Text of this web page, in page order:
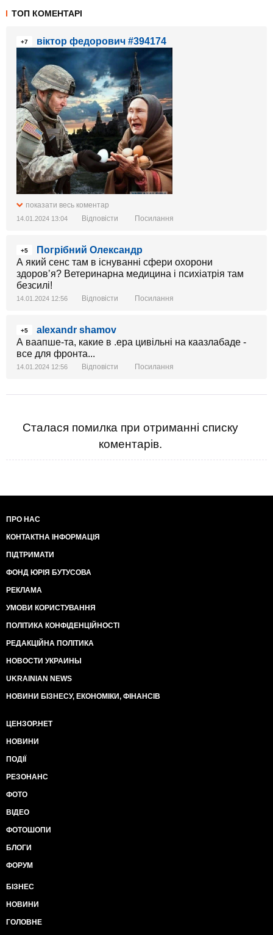
ТОП КОМЕНТАРІ
+7 віктор федорович #394174
показати весь коментар
14.01.2024 13:04 Відповісти Посилання
+5
Погрібний Олександр
А який сенс там в існуванні сфери охорони
здоровʼя? Ветеринарна медицина і психіатрія там
безсилі!
14.01.2024 12:56 Відповісти Посилання
+5
alexandr shamov
А ваапше-та, какие в .ера цивiльнi на каазлабаде -
все для фронта...
14.01.2024 12:56 Відповісти Посилання
Сталася помилка при отриманні списку
коментарів.
ПРО НАС
КОНТАКТНА ІНФОРМАЦІЯ
ПІДТРИМАТИ
ФОНД ЮРІЯ БУТУСОВА
РЕКЛАМА
УМОВИ КОРИСТУВАННЯ
ПОЛІТИКА КОНФІДЕНЦІЙНОСТІ
РЕДАКЦІЙНА ПОЛІТИКА
НОВОСТИ УКРАИНЫ
UKRAINIAN NEWS
НОВИНИ БІЗНЕСУ, ЕКОНОМІКИ, ФІНАНСІВ
ЦЕНЗОР.НЕТ
НОВИНИ
ПОДІЇ
РЕЗОНАНС
ФОТО
ВІДЕО
ФОТОШОПИ
БЛОГИ
ФОРУМ
БІЗНЕС
НОВИНИ
ГОЛОВНЕ